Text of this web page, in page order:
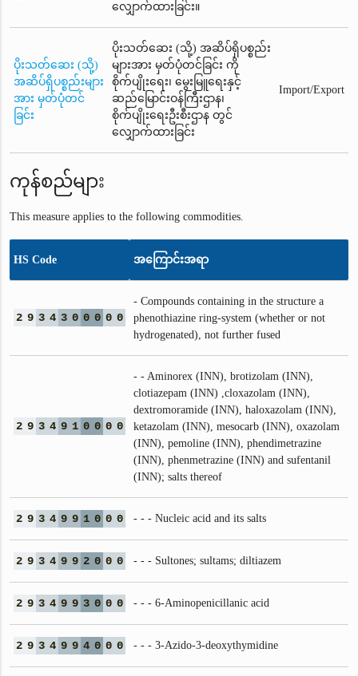
လျှောက်ထားခြင်း။
ပိုးသတ်ဆေး (သို့)
အဆိပ်ရှိပစ္စည်းများ
အား မှတ်ပုံတင်
ခြင်း
ပိုးသတ်ဆေး (သို့) အဆိပ်ရှိပစ္စည်း
များအား မှတ်ပုံတင်ခြင်း ကို
စိုက်ပျိုးရေး၊ မွေးမြူရေးနှင့်
ဆည်မြောင်းဝန်ကြီးဌာန၊
စိုက်ပျိုးရေးဦးစီးဌာန တွင်
လျှောက်ထားခြင်း
Import/Export
ကုန်စည်များ
This measure applies to the following commodities.
HS Code အကြောင်းအရာ
2 9 3 4 3 0 0 0 0 0
- Compounds containing in the structure a
phenothiazine ring‑system (whether or not
hydrogenated), not further fused
2 9 3 4 9 1 0 0 0 0
- - Aminorex (INN), brotizolam (INN),
clotiazepam (INN) ,cloxazolam (INN),
dextromoramide (INN), haloxazolam (INN),
ketazolam (INN), mesocarb (INN), oxazolam
(INN), pemoline (INN), phendimetrazine
(INN), phenmetrazine (INN) and sufentanil
(INN); salts thereof
2 9 3 4 9 9 1 0 0 0 - - - Nucleic acid and its salts
2 9 3 4 9 9 2 0 0 0 - - - Sultones; sultams; diltiazem
2 9 3 4 9 9 3 0 0 0 - - - 6-Aminopenicillanic acid
2 9 3 4 9 9 4 0 0 0 - - - 3-Azido-3-deoxythymidine